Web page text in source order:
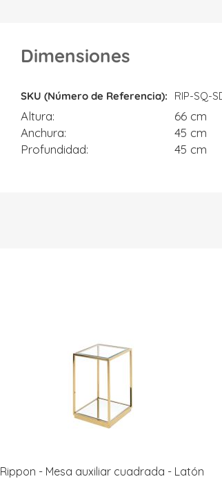
Dimensiones
Dimensiones
SKU (Número de Referencia) RIP-SQ-
Altura
66 cm
Anchura
45 cm
Profundidad
45 cm
Rippon - Mesa auxiliar cuadrada - Latón